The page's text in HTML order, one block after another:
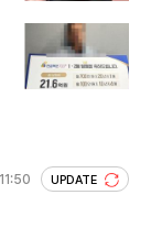
UPDATE